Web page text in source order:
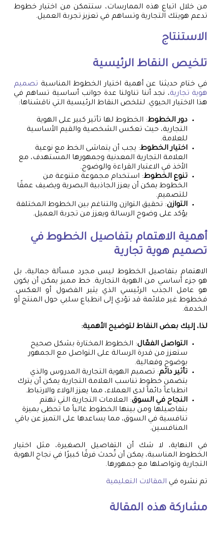
من خلال اتباع هذه الممارسات، ستتمكن من اختيار خطوط
تدعم هويتك التجارية وتساهم في تعزيز تجربة العميل.
الاستنتاج
تلخيص النقاط الرئيسية
في ختام حديثنا عن أهمية اختيار الخطوط المناسبة تصميم
هوية تجارية، نجد أننا تناولنا عدة جوانب أساسية تساهم في
هذا الاختيار الحيوي. لنلخص النقاط الرئيسية التي ناقشناها:
دور الخطوط: الخطوط لها تأثير كبير على الهوية
التجارية، حيث تعكس الشخصية والقيم الأساسية
للعلامة.
اختيار الخطوط: يجب أن يتماشى الخط مع نوعية
العلامة التجارية المعدنية وجمهورها المستهدف، مع
الأخذ في الاعتبار القراءة والوضوح.
تنوع الخطوط: استخدام مجموعة متنوعة من
الخطوط يمكن أن يعزز الجاذبية البصرية ويضيف عمقًا
للتصميم.
التوازن: تحقيق التوازن والتناغم بين الخطوط المختلفة
يؤكد على وضوح الرسالة ويعزز من تجربة العميل.
أهمية الاهتمام بتفاصيل الخطوط في
تصميم هوية تجارية
الاهتمام بتفاصيل الخطوط ليس مجرد مسألة جمالية، بل
هو جزء أساسي من الهوية التجارية. خط مميز يمكن أن يكون
هو عامل الجذب الرئيسي الذي يثير الفضول أو العكس.
فخطوط غير ملائمة قد تؤدي إلى انطباع سلبي حول المنتج أو
الخدمة.
لذا، إليك بعض النقاط لتوضيح الأهمية:
التواصل الفعّال: الخطوط المختارة بشكل صحيح
ستعزز من قدرة الرسالة على التواصل مع الجمهور
بوضوح وفعالية.
تأثير دائم: تصميم الهوية التجارية المدروس والذي
يتضمن خطوط تناسب العلامة التجارية يمكن أن يترك
انطباعاً دائماً لدى العملاء، مما يعزز الولاء والارتباط.
النجاح في السوق: العلامات التجارية التي تهتم
بتفاصيلها ومن بينها الخطوط غالباً ما تحظى بميزة
تنافسية في السوق، مما يساعدها على التميز عن باقي
المنافسين.
في النهاية، لا شك أن التفاصيل الصغيرة، مثل اختيار
الخطوط المناسبة، يمكن أن تُحدث فرقًا كبيرًا في نجاح الهوية
التجارية وتواصلها مع جمهورها.
تم نشره في المقالات التعليمية
مشاركة هذه المقالة